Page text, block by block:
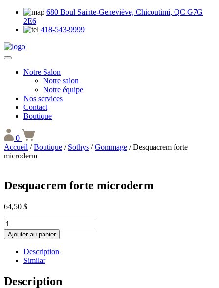
680 Boul Sainte-Geneviève, Chicoutimi, QC G7G
2E6
418-543-9999
Notre Salon
Notre salon
Notre équipe
Nos services
Contact
Boutique
0
Accueil /Boutique / Sothys /Gommage / Desquacrem forte
microderm
Desquacrem forte microderm
64,50 $
quantité
de
Desquacrem
forte
microderm
Ajouter au panier
Description
Similar
Description